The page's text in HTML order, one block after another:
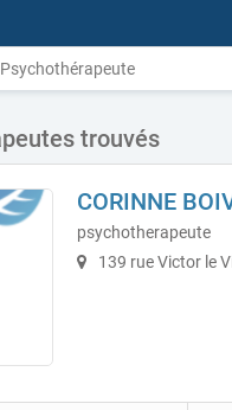
Psychothérapeute
trouvés
CORINNE
psychotherapeute
139 rue Victor le